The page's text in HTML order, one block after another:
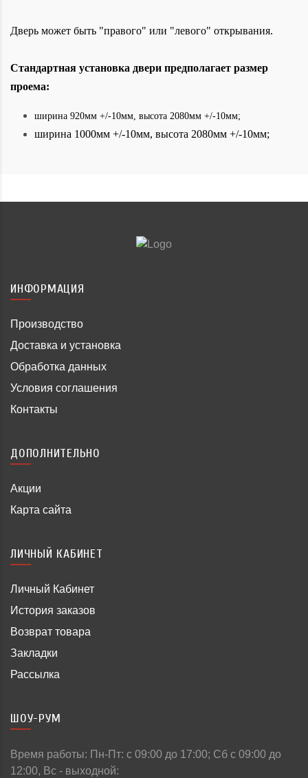
Дверь может быть "правого" или "левого" открывания.
Стандартная установка двери предполагает размер
проема:
ширина 920мм +/-10мм, высота 2080мм +/-10мм;
ширина 1000мм +/-10мм, высота 2080мм +/-10мм;
ИНФОРМАЦИЯ
Производство
Доставка и установка
Обработка данных
Условия соглашения
Контакты
ДОПОЛНИТЕЛЬНО
Акции
Карта сайта
ЛИЧНЫЙ КАБИНЕТ
Личный Кабинет
История заказов
Возврат товара
Закладки
Рассылка
ШОУ-РУМ
Время работы: Пн-Пт: c 09:00 до 17:00; Сб с 09:00 до
12:00, Вс - выходной: